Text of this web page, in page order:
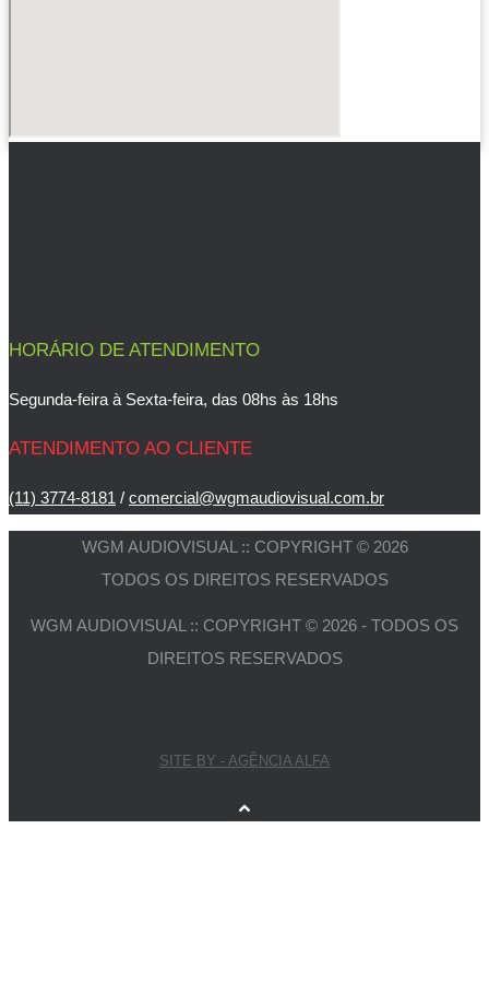
HORÁRIO DE ATENDIMENTO
Segunda-feira à Sexta-feira, das 08hs às 18hs
ATENDIMENTO AO CLIENTE
(11) 3774-8181 / comercial@wgmaudiovisual.com.br
WGM AUDIOVISUAL :: COPYRIGHT © 2026
TODOS OS DIREITOS RESERVADOS
WGM AUDIOVISUAL :: COPYRIGHT © 2026 - TODOS OS
DIREITOS RESERVADOS
SITE BY - AGÊNCIA ALFA